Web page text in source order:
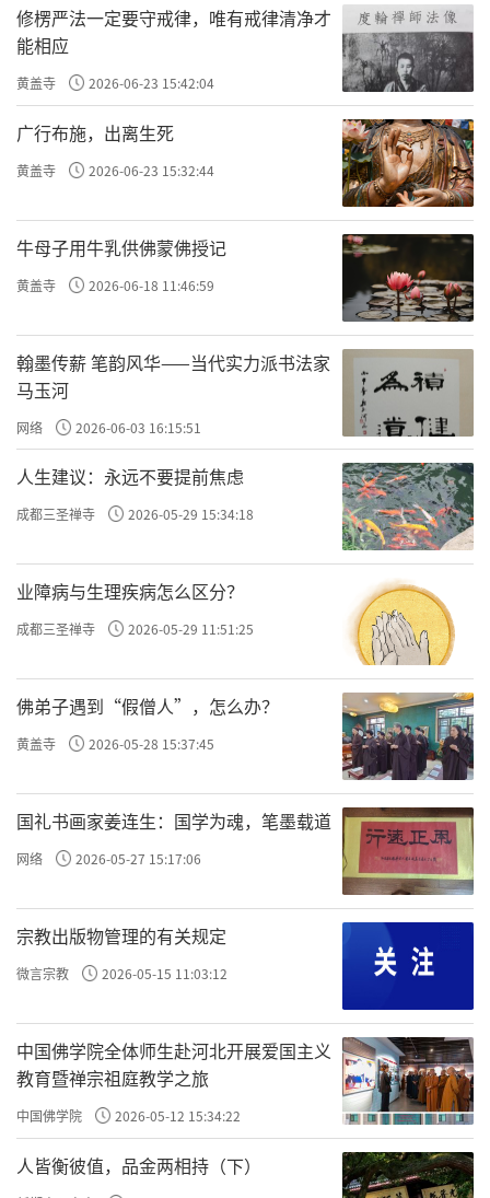
修楞严法一定要守戒律，唯有戒律清净才
能相应
黄盖寺 2026-06-23 15:42:04
广行布施，出离生死
黄盖寺 2026-06-23 15:32:44
牛母子用牛乳供佛蒙佛授记
黄盖寺 2026-06-18 11:46:59
翰墨传薪 笔韵风华——当代实力派书法家
马玉河
网络 2026-06-03 16:15:51
人生建议：永远不要提前焦虑
成都三圣禅寺 2026-05-29 15:34:18
业障病与生理疾病怎么区分？
成都三圣禅寺 2026-05-29 11:51:25
佛弟子遇到“假僧人”，怎么办？
黄盖寺 2026-05-28 15:37:45
国礼书画家姜连生：国学为魂，笔墨载道
网络 2026-05-27 15:17:06
宗教出版物管理的有关规定
微言宗教 2026-05-15 11:03:12
中国佛学院全体师生赴河北开展爱国主义
教育暨禅宗祖庭教学之旅
中国佛学院 2026-05-12 15:34:22
人皆衡彼值，品金两相持（下）